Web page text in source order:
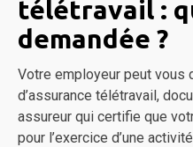
télétravail :
demandée ?
Votre employeur peut vous
d’assurance télétravail,
assureur qui certifie que
pour l’exercice d’une